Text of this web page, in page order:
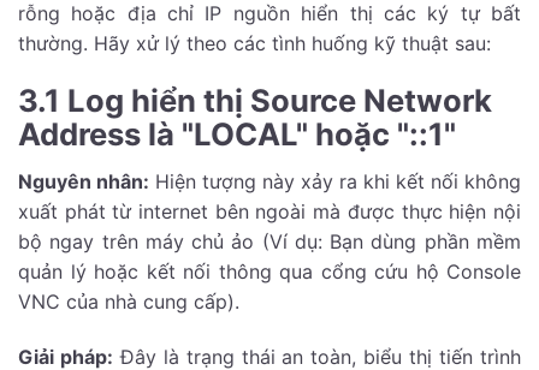
rỗng hoặc địa chỉ IP nguồn hiển thị các ký tự bất
thường. Hãy xử lý theo các tình huống kỹ thuật sau:
3.1 Log hiển thị Source Network
Address là "LOCAL" hoặc "::1"
Nguyên nhân: Hiện tượng này xảy ra khi kết nối không
xuất phát từ internet bên ngoài mà được thực hiện nội
bộ ngay trên máy chủ ảo (Ví dụ: Bạn dùng phần mềm
quản lý hoặc kết nối thông qua cổng cứu hộ Console
VNC của nhà cung cấp).
Giải pháp: Đây là trạng thái an toàn, biểu thị tiến trình